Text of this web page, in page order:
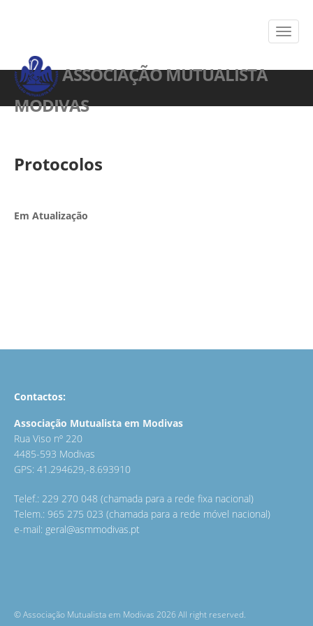
ASSOCIAÇÃO MUTUALISTA
MODIVAS
Protocolos
Em Atualização
Contactos:
Associação Mutualista em Modivas
Rua Viso nº 220
4485-593 Modivas
GPS: 41.294629,-8.693910
Telef.: 229 270 048 (chamada para a rede fixa nacional)
Telem.: 965 275 023 (chamada para a rede móvel nacional)
e-mail: geral@asmmodivas.pt
© Associação Mutualista em Modivas 2026 All right reserved.